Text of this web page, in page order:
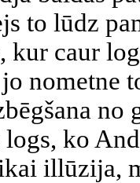
to lūdz
caur
nometne
no
ko
illūzija,